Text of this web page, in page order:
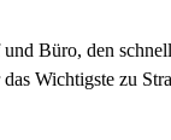
Büro, den
Wichtigste zu